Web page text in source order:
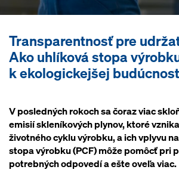
Transparentnosť pre
Ako uhlíková stopa
k ekologickejšej
V posledných rokoch sa čoraz viac
emisií skleníkových plynov, ktoré
životného cyklu výrobku, a ich vplyvu
stopa výrobku (PCF) môže pomôcť pri
potrebných odpovedí a ešte oveľa viac.